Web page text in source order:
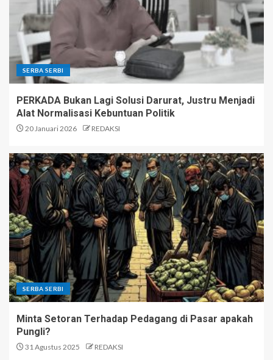
SERBA SERBI
PERKADA Bukan Lagi Solusi Darurat, Justru Menjadi
Alat Normalisasi Kebuntuan Politik
20 Januari 2026 REDAKSI
SERBA SERBI
Minta Setoran Terhadap Pedagang di Pasar apakah
Pungli?
31 Agustus 2025 REDAKSI